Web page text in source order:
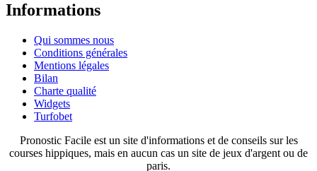
Informations
Qui sommes nous
Conditions générales
Mentions légales
Bilan
Charte qualité
Widgets
Turfobet
Pronostic Facile est un site d'informations et de conseils sur les
courses hippiques, mais en aucun cas un site de jeux d'argent ou de
paris.